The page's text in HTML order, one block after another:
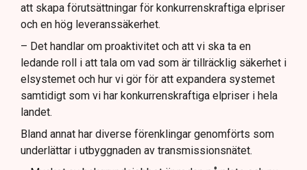
att skapa förutsättningar för konkurrenskraftiga elpriser
och en hög leveranssäkerhet.
– Det handlar om proaktivitet och att vi ska ta en
ledande roll i att tala om vad som är tillräcklig säkerhet i
elsystemet och hur vi gör för att expandera systemet
samtidigt som vi har konkurrenskraftiga elpriser i hela
landet.
Bland annat har diverse förenklingar genomförts som
underlättar i utbyggnaden av transmissionsnätet.